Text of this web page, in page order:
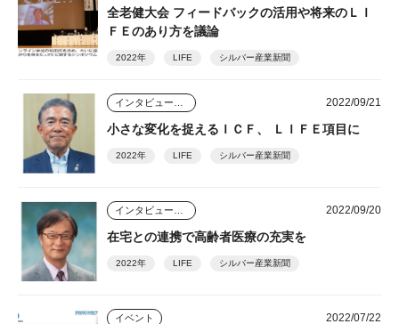
全老健大会 フィードバックの活用や将来のＬＩ
ＦＥのあり方を議論
2022年 LIFE シルバー産業新聞
2022/09/21
小さな変化を捉えるＩＣＦ、 ＬＩＦＥ項目に
2022年 LIFE シルバー産業新聞
2022/09/20
在宅との連携で高齢者医療の充実を
2022年 LIFE シルバー産業新聞
イベント 2022/07/22